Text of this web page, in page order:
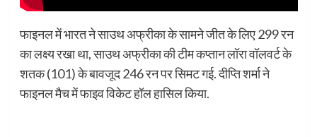
फाइनल में भारत ने साउथ अफ्रीका के सामने जीत के लिए 299 रन
का लक्ष्य रखा था, साउथ अफ्रीका की टीम कप्तान लॉरा वॉलवर्ट के
शतक (101) के बावजूद 246 रन पर सिमट गई. दीप्ति शर्मा ने
फाइनल मैच में फाइव विकेट हॉल हासिल किया.